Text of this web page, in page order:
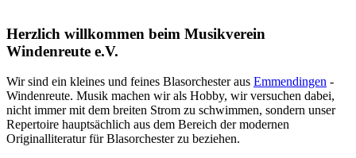
Herzlich willkommen beim Musikverein
Windenreute e.V.
Wir sind ein kleines und feines Blasorchester aus Emmendingen -
Windenreute. Musik machen wir als Hobby, wir versuchen dabei,
nicht immer mit dem breiten Strom zu schwimmen, sondern unser
Repertoire hauptsächlich aus dem Bereich der modernen
Originalliteratur für Blasorchester zu beziehen.